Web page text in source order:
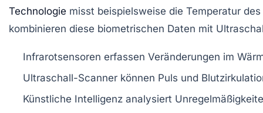
Technologie misst beispielsweise die Temperatur
kombinieren diese biometrischen Daten mit
Infrarotsensoren erfassen Veränderungen im
Ultraschall-Scanner können Puls und
Künstliche Intelligenz analysiert